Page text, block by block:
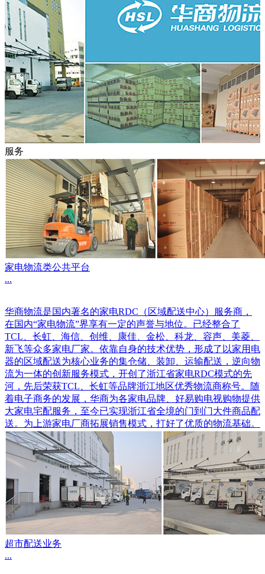
服务
家电物流类公共平台
...
华商物流是国内著名的家电RDC（区域配送中心）服务商，
在国内“家电物流”界享有一定的声誉与地位。已经整合了
TCL、长虹、海信、创维、康佳、金松、科龙、容声、美菱、
新飞等众多家电厂家。依靠自身的技术优势，形成了以家用电
器的区域配送为核心业务的集仓储、装卸、运输配送，逆向物
流为一体的创新服务模式，开创了浙江省家电RDC模式的先
河，先后荣获TCL、长虹等品牌浙江地区优秀物流商称号。随
着电子商务的发展，华商为各家电品牌、好易购电视购物提供
大家电宅配服务，至今已实现浙江省全境的门到门大件商品配
送。为上游家电厂商拓展销售模式，打好了优质的物流基础。
超市配送业务
...